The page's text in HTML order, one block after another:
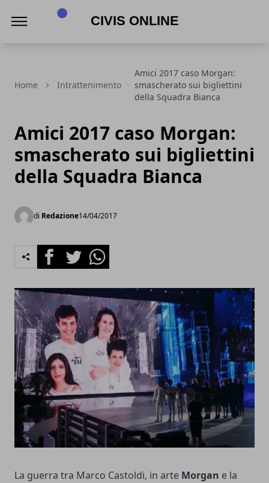
Home Intrattenimento
Amici 2017 caso Morgan:
smascherato sui bigliettini
della Squadra Bianca
Amici 2017 caso Morgan:
smascherato sui bigliettini
della Squadra Bianca
di Redazione14/04/2017
FacebookTwitterWhatsapp
La guerra tra Marco Castoldi, in arte Morgan e la